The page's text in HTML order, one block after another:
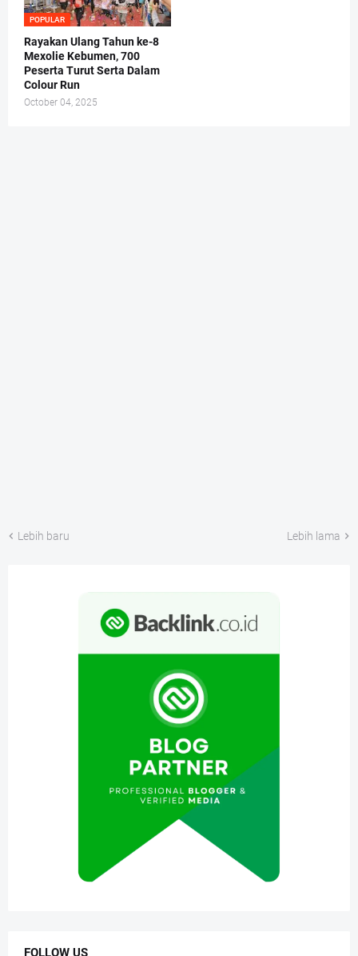
POPULAR
Rayakan Ulang Tahun ke-8
Mexolie Kebumen, 700
Peserta Turut Serta Dalam
Colour Run
October 04, 2025
Lebih baru Lebih lama
FOLLOW US